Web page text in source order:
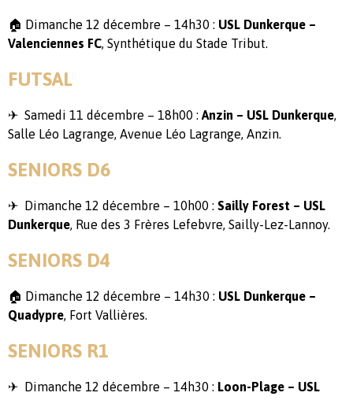
🏠 Dimanche 12 décembre – 14h30 : USL Dunkerque –
Valenciennes FC, Synthétique du Stade Tribut.
FUTSAL
✈ Samedi 11 décembre – 18h00 : Anzin – USL Dunkerque,
Salle Léo Lagrange, Avenue Léo Lagrange, Anzin.
SENIORS D6
✈ Dimanche 12 décembre – 10h00 : Sailly Forest – USL
Dunkerque, Rue des 3 Frères Lefebvre, Sailly-Lez-Lannoy.
SENIORS D4
🏠 Dimanche 12 décembre – 14h30 : USL Dunkerque –
Quadypre, Fort Vallières.
SENIORS R1
✈ Dimanche 12 décembre – 14h30 : Loon-Plage – USL